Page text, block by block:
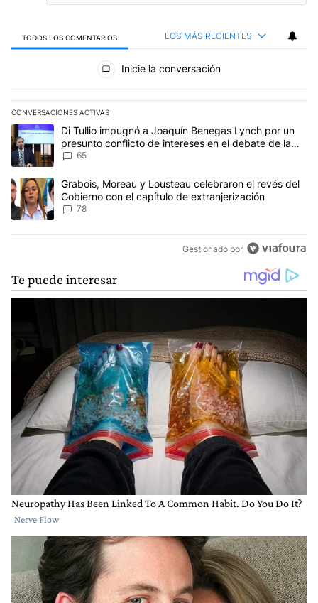
TODOS LOS COMENTARIOS LOS MÁS RECIENTES
Todos los comentarios
Inicie la conversación
CONVERSACIONES ACTIVAS
Este listado muestra los artículos con más comentarios en los
Un artículo de tendencia con el título "Di Tullio impugnó a
Di Tullio impugnó a Joaquín Benegas Lynch por un
presunto conflicto de intereses en el debate de la
Ley de Tierras
65
Un artículo de tendencia con el título "Grabois, Moreau y
Grabois, Moreau y Lousteau celebraron el revés del
Gobierno con el capítulo de extranjerización
78
Gestionado por